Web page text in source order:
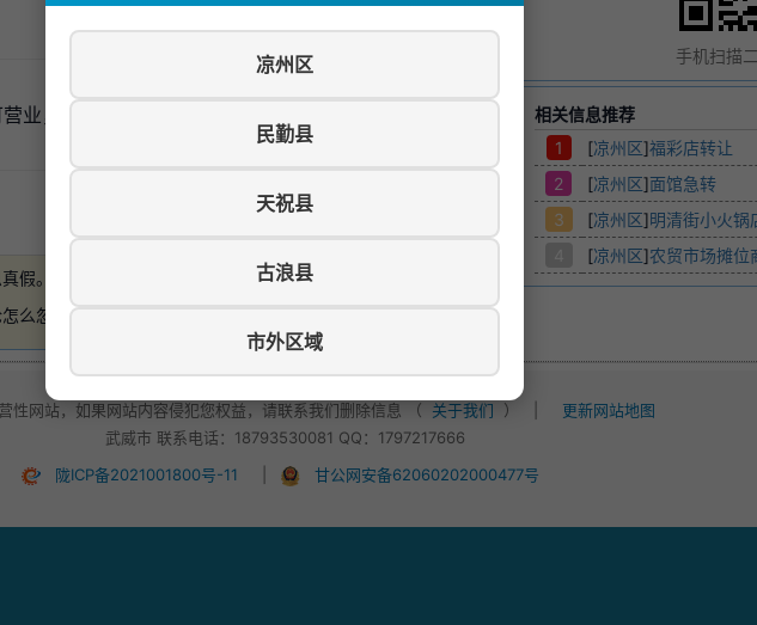
凉州区
民勤县
天祝县
古浪县
市外区域
发布时间：2025-04-07 00:56:34
业，感兴趣的电话联系18089353450.非诚勿扰！
假。
么忽悠，不要轻易付款！
手机扫描
相关信息推荐
1
[凉州区]福彩店转让
2
[凉州区]面馆急转
3
[凉州区]明清街小火锅
[凉州区]农贸市场摊位
性网站，如果网站内容侵犯您权益，请联系我们删除信息 （ 关于我们 ）
更新网站地图
武威市 联系电话：18793530081 QQ：1797217666
陇ICP备2021001800号-11
甘公网安备62060202000477号